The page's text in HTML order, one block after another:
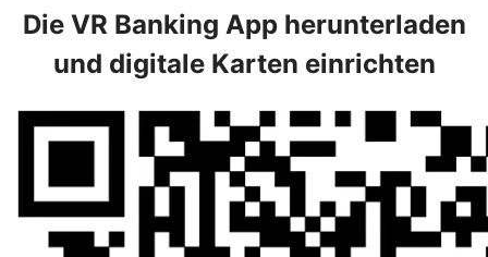
Die VR Banking App herunterladen
und digitale Karten einrichten